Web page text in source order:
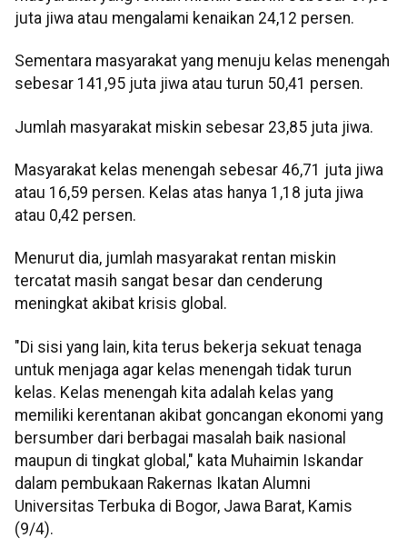
juta jiwa atau mengalami kenaikan 24,12 persen.
Sementara masyarakat yang menuju kelas menengah
sebesar 141,95 juta jiwa atau turun 50,41 persen.
Jumlah masyarakat miskin sebesar 23,85 juta jiwa.
Masyarakat kelas menengah sebesar 46,71 juta jiwa
atau 16,59 persen. Kelas atas hanya 1,18 juta jiwa
atau 0,42 persen.
Menurut dia, jumlah masyarakat rentan miskin
tercatat masih sangat besar dan cenderung
meningkat akibat krisis global.
"Di sisi yang lain, kita terus bekerja sekuat tenaga
untuk menjaga agar kelas menengah tidak turun
kelas. Kelas menengah kita adalah kelas yang
memiliki kerentanan akibat goncangan ekonomi yang
bersumber dari berbagai masalah baik nasional
maupun di tingkat global," kata Muhaimin Iskandar
dalam pembukaan Rakernas Ikatan Alumni
Universitas Terbuka di Bogor, Jawa Barat, Kamis
(9/4).